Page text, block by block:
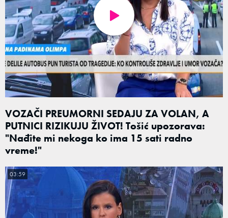
VOZAČI PREUMORNI SEDAJU ZA VOLAN, A
PUTNICI RIZIKUJU ŽIVOT! Tošić upozorava:
"Nađite mi nekoga ko ima 15 sati radno
vreme!"
03:59